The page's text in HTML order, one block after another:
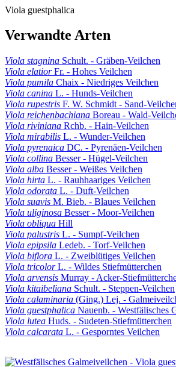
Viola guestphalica
Verwandte Arten
Viola stagnina Schult. - Gräben-Veilchen
Viola elatiorFr. - Hohes Veilchen
Viola pumila Chaix - Niedriges Veilchen
Viola canina L. - Hunds-Veilchen
Viola rupestris F. W. Schmidt - Sand-
Viola reichenbachiana Boreau - Wald-
Viola riviniana Rchb. - Hain-Veilchen
Viola mirabilis L. - Wunder-Veilchen
Viola pyrenaica DC. - Pyrenäen-Veilchen
Viola collina Besser - Hügel-Veilchen
Viola alba Besser - Weißes Veilchen
Viola hirta L. - Rauhhaariges Veilchen
Viola odorata L. - Duft-Veilchen
Viola suavis M. Bieb. - Blaues Veilchen
Viola uliginosa Besser - Moor-Veilchen
Viola obliqua Hill
Viola palustris L. - Sumpf-Veilchen
Viola epipsila Ledeb. - Torf-Veilchen
Viola biflora L. - Zweiblütiges Veilchen
Viola tricolorL. - Wildes Stiefmütterchen
Viola arvensis Murray - Acker-
Viola kitaibeliana Schult. - Steppen-Veilchen
Viola calaminaria (Ging.) Lej. -
Viola guestphalica Nauenb. - Westfälisches
Viola lutea Huds. - Sudeten-Stiefmütterchen
Viola calcarata L. - Gesporntes Veilchen